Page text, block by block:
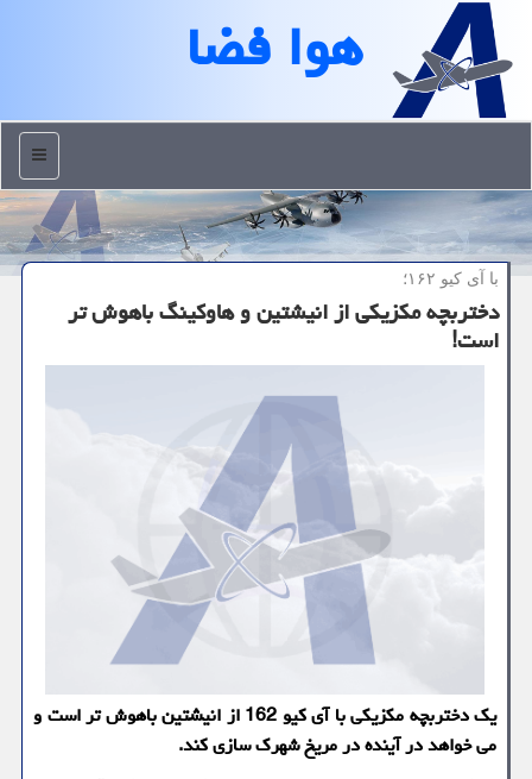
هوا فضا
منو
با آی كیو ۱۶۲؛
دختربچه مکزیکی از انیشتین و هاوکینگ باهوش تر
است!
یک دختربچه مکزیکی با آی کیو 162 از انیشتین باهوش تر است و
می خواهد در آینده در مریخ شهرک سازی کند.